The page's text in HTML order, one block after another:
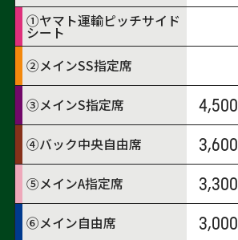
①ヤマト運輸ピッチサイド
シート
②メインSS指定席
③メインS指定席 4,500
④バック中央自由席 3,600
⑤メインA指定席 3,300
⑥メイン自由席 3,000